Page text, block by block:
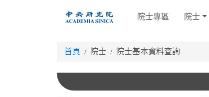
院士專區 院士
首頁 院士 院士基本資料查詢